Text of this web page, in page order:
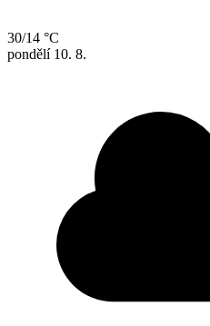
30/14 °C
pondělí 10. 8.